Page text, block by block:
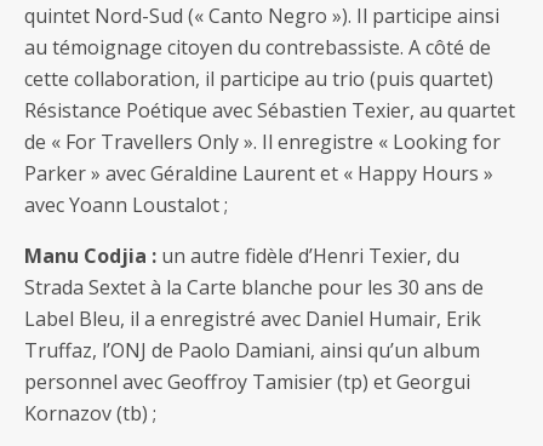
quintet Nord-Sud (« Canto Negro »). Il participe ainsi
au témoignage citoyen du contrebassiste. A côté de
cette collaboration, il participe au trio (puis quartet)
Résistance Poétique avec Sébastien Texier, au quartet
de « For Travellers Only ». Il enregistre « Looking for
Parker » avec Géraldine Laurent et « Happy Hours »
avec Yoann Loustalot ;
Manu Codjia : un autre fidèle d’Henri Texier, du
Strada Sextet à la Carte blanche pour les 30 ans de
Label Bleu, il a enregistré avec Daniel Humair, Erik
Truffaz, l’ONJ de Paolo Damiani, ainsi qu’un album
personnel avec Geoffroy Tamisier (tp) et Georgui
Kornazov (tb) ;